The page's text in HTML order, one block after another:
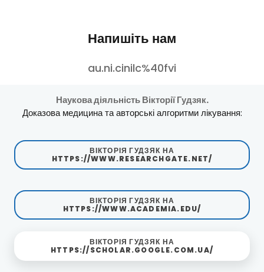
Напишіть нам
au.ni.cinilc%40fvi
Наукова діяльність Вікторії Гудзяк.
Доказова медицина та авторські алгоритми лікування:
ВІКТОРІЯ ГУДЗЯК НА
HTTPS://WWW.RESEARCHGATE.NET/
ВІКТОРІЯ ГУДЗЯК НА
HTTPS://WWW.ACADEMIA.EDU/
ВІКТОРІЯ ГУДЗЯК НА
HTTPS://SCHOLAR.GOOGLE.COM.UA/